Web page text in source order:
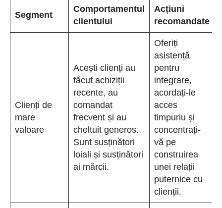
Segment
Comportamentul
clientului
Acțiuni
recomandate
Clienți de
mare
valoare
Acești clienți au
făcut achiziții
recente, au
comandat
frecvent și au
cheltuit generos.
Sunt susținători
loiali și susținători
ai mărcii.
Oferiți
asistență
pentru
integrare,
acordați-le
acces
timpuriu și
concentrați-
vă pe
construirea
unei relații
puternice cu
clienții.